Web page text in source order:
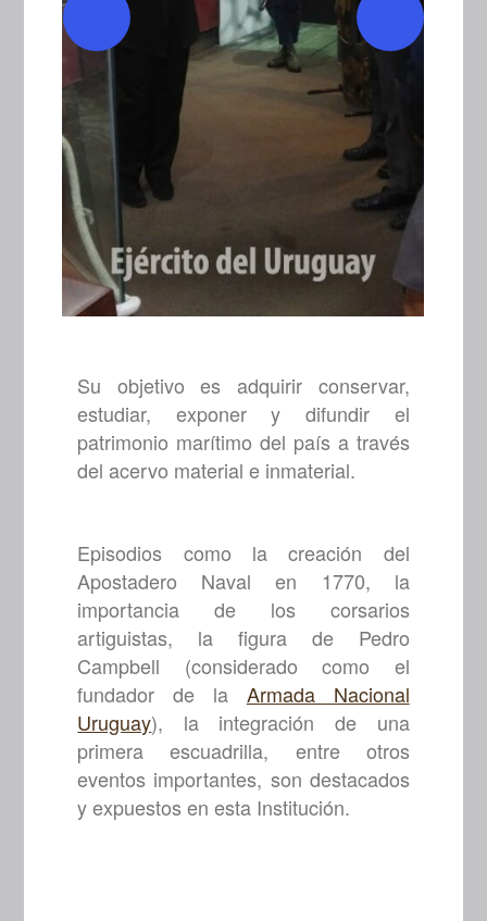
Su objetivo es adquirir conservar,
estudiar, exponer y difundir el
patrimonio marítimo del país a través
del acervo material e inmaterial.
Episodios como la creación del
Apostadero Naval en 1770, la
importancia de los corsarios
artiguistas, la figura de Pedro
Campbell (considerado como el
fundador de la Armada Nacional
Uruguay), la integración de una
primera escuadrilla, entre otros
eventos importantes, son destacados
y expuestos en esta Institución.